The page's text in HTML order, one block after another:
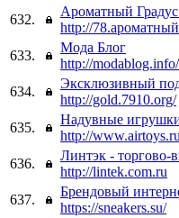
632.
Ароматный
http://
633.
Мода Блог
http://modablog.info/
634.
Эксклюзивный
http://gold.7910.org/
635.
Надувные
http://www.airtoys.ru
636.
Линтэк - торгово-
http://lintek.com.ru
637.
Брендовый
https://sneakers.su/